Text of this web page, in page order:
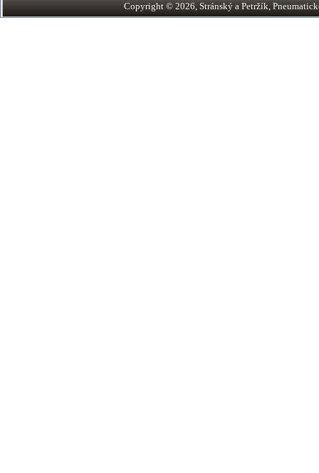
Copyright © 2026, Stránský a Petržík,